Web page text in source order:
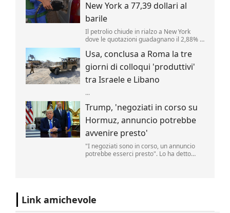
preoccupante possibilità che, un giorno,
tale tecnologia poss...
New York a 77,39 dollari al
barile
Il petrolio chiude in rialzo a New York
dove le quotazioni guadagnano il 2,88% a
Usa, conclusa a Roma la tre
giorni di colloqui 'produttivi'
tra Israele e Libano
...
Trump, 'negoziati in corso su
Hormuz, annuncio potrebbe
avvenire presto'
"I negoziati sono in corso, un annuncio
potrebbe esserci presto". Lo ha detto
Link amichevole